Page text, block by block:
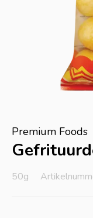
Premium Foods
50g